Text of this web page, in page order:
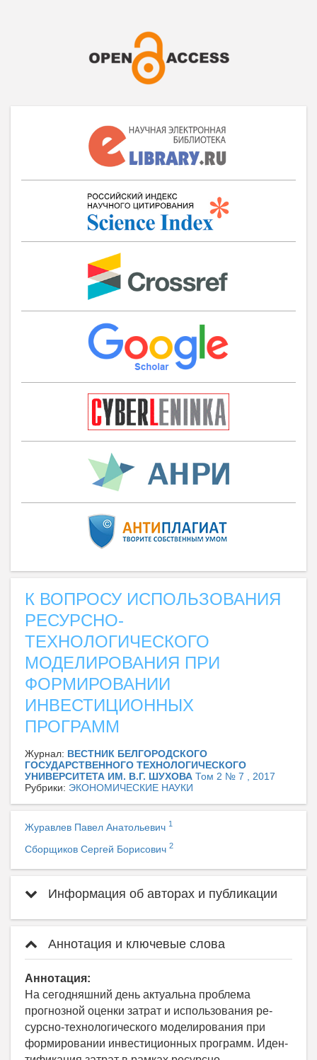
К ВОПРОСУ ИСПОЛЬЗОВАНИЯ
РЕСУРСНО-
ТЕХНОЛОГИЧЕСКОГО
МОДЕЛИРОВАНИЯ ПРИ
ФОРМИРОВАНИИ
ИНВЕСТИЦИОННЫХ
ПРОГРАММ
Журнал: ВЕСТНИК БЕЛГОРОДСКОГО
ГОСУДАРСТВЕННОГО ТЕХНОЛОГИЧЕСКОГО
УНИВЕРСИТЕТА ИМ. В.Г. ШУХОВА Том 2 № 7 , 2017
Рубрики: ЭКОНОМИЧЕСКИЕ НАУКИ
Журавлев Павел Анатольевич 1
Сборщиков Сергей Борисович 2
Информация об авторах и публикации
Аннотация и ключевые слова
Аннотация:
На сегодняшний день актуальна проблема
прогнозной оценки затрат и использования ре-
сурсно-технологического моделирования при
формировании инвестиционных программ. Иден-